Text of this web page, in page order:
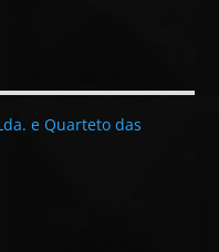
e Quarteto das